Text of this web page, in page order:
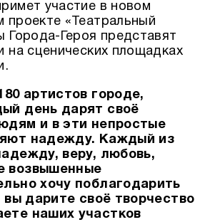
участие в новом
проекте «Театральный
Города-Героя представят
на сценических площадках
артистов городе,
день дарят своё
и в эти непростые
надежду. Каждый из
веру, любовь,
возвышенные
хочу поблагодарить
вы дарите своё творчество
наших участков